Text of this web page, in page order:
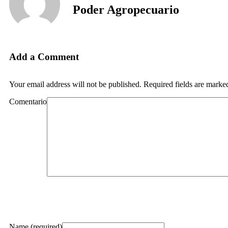
Poder Agropecuario
Add a Comment
Your email address will not be published. Required fields are
Comentario